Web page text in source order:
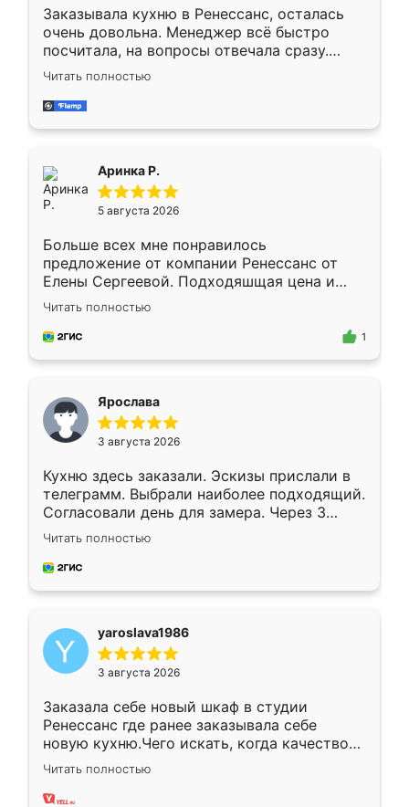
Заказывала кухню в Ренессанс, осталась
очень довольна. Менеджер всё быстро
посчитала, на вопросы отвечала сразу.
Замерщик приехал в субботу, подошёл к
делу со всей ответственностью. Собрали
за день, ребята работали аккуратно, даже
Читать полностью
Аринка Р.
5 августа 2026
Больше всех мне понравилось
предложение от компании Ренессанс от
Елены Сергеевой. Подходяшщая цена и
короткие сроки изготовления. Приехавший
для замера сотрудник Владислав
предложил по моему эскизу самый
Читать полностью
1
Ярослава
3 августа 2026
Кухню здесь заказали. Эскизы прислали в
телеграмм. Выбрали наиболее подходящий.
Согласовали день для замера. Через 3
недели кухня была уже готова. Остались
довольны работой. Спасибо Ренессанс
мебель за качественную работу!
Читать полностью
yaroslava1986
3 августа 2026
Заказала себе новый шкаф в студии
Ренессанс где ранее заказывала себе
новую кухню.Чего искать, когда качеством
вполне довольна. Служит кухня уже почти
два года, нареканий нет.
Читать полностью